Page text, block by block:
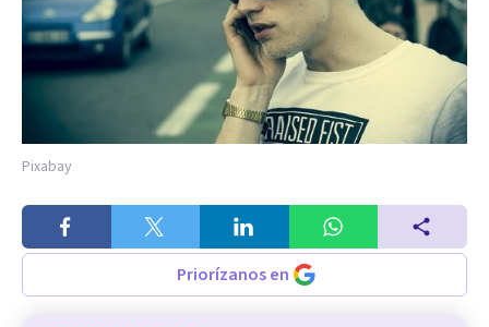
Pixabay
Priorízanos en